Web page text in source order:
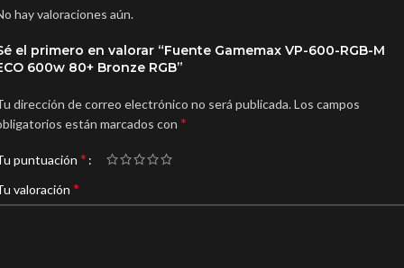
hay valoraciones aún.
el primero en valorar “Fuente Gamemax VP-600-RGB-M
600w 80+ Bronze RGB”
dirección de correo electrónico no será publicada.Los campos
están marcados con *
puntuación *
valoración *